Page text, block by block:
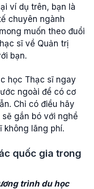
ví dụ trên, bạn là
chuyên ngành
muốn theo đuổi
sĩ về Quản trị
bạn.
học Thạc sĩ ngay
ngoài để có cơ
Chỉ có điều hãy
gắn bó với nghề
không lãng phí.
quốc gia trong
trình du học